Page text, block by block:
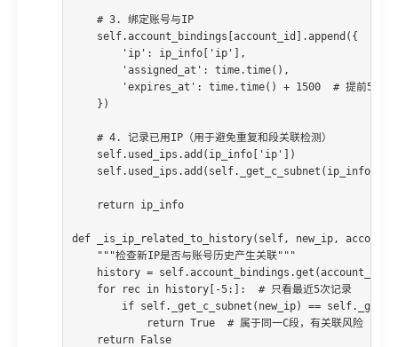
    # 3. 绑定账号与IP
    self.account_bindings[account_id].append({
        'ip': ip_info['ip'],
        'assigned_at': time.time(),
'expires_at': time.time() + 1500  # 提前5分钟
    })
    # 4. 记录已用IP（用于避免重复和段关联检测）
    self.used_ips.add(ip_info['ip'])
    return ip_info
def _is_ip_related_to_history(self, new_ip,
    """检查新IP是否与账号历史产生关联"""
history = self.account_bindings.get(account_id,
    for rec in history[-5:]:  # 只看最近5次记录
if self._get_c_subnet(new_ip) ==
            return True  # 属于同一C段，有关联风险
    return False